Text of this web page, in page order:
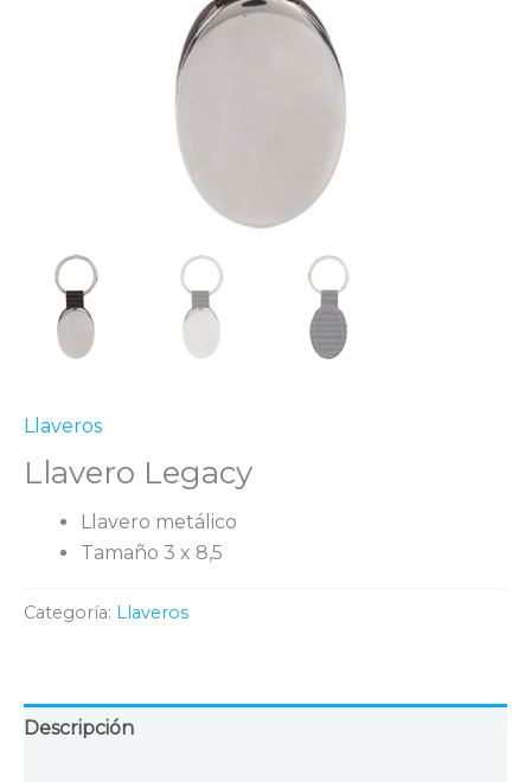
Llaveros
Llavero Legacy
Llavero metálico
Tamaño 3 x 8,5
Categoría: Llaveros
Descripción